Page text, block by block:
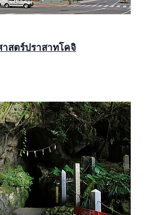
สตร์ปราสาทโคจิ